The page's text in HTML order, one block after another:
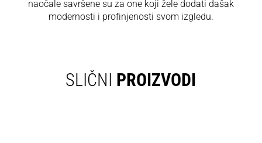
naočale savršene su za one koji žele dodati dašak
modernosti i profinjenosti svom izgledu.
SLIČNI PROIZVODI